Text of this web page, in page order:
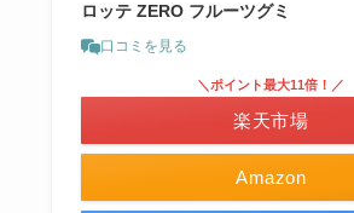
ロッテ ZERO フルーツグミ
口コミを見る
Amazon
＼ポイント最大11倍！／
楽天市場